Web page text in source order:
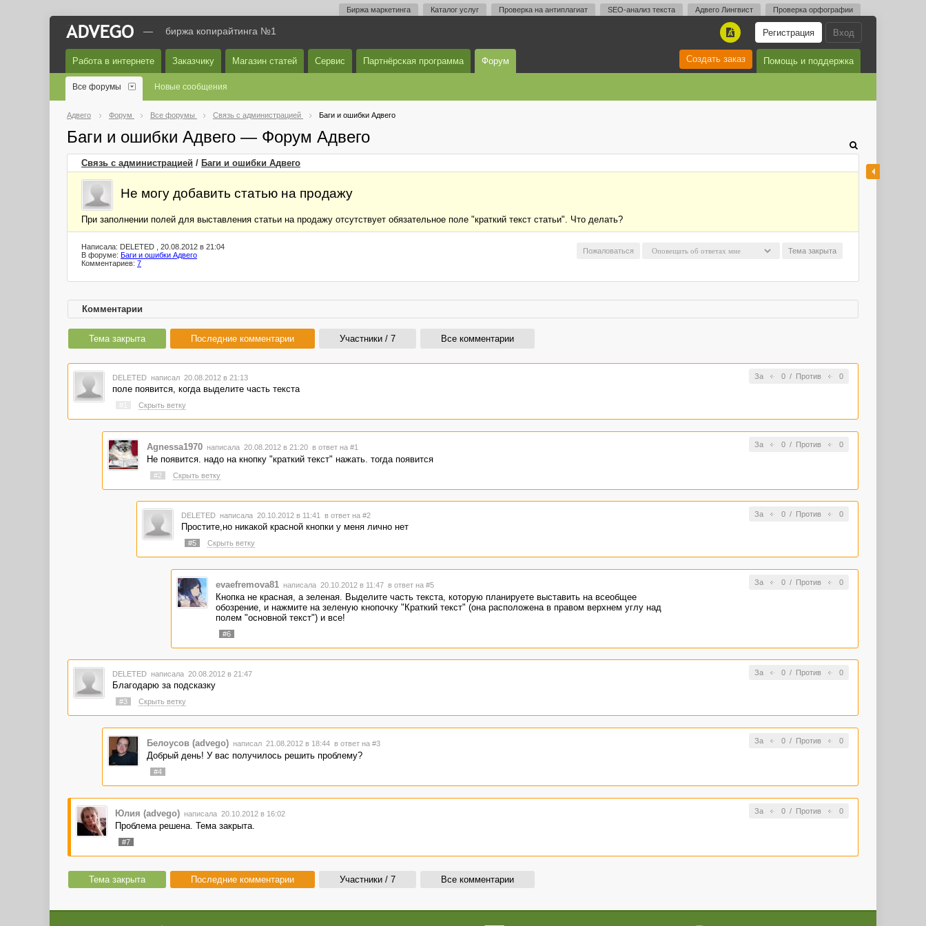
Биржа маркетинга Каталог услуг Проверка на антиплагиат SEO-анализ текста Адвего Лингвист Проверка орфографии
Вход
Регистрация
A
— биржа копирайтинга №1
Работа в интернете Заказчику Магазин статей Сервис Партнёрская программа Форум Помощь и поддержка
Создать заказ
Все форумы Новые сообщения
Адвего Форум Все форумы Связь с администрацией Баги и ошибки Адвего
Баги и ошибки Адвего — Форум Адвего
Связь с администрацией / Баги и ошибки Адвего
Не могу добавить статью на продажу
При заполнении полей для выставления статьи на продажу отсутствует обязательное поле "краткий текст статьи". Что делать?
Тема закрыта
Пожаловаться
Написала: DELETED , 20.08.2012 в 21:04
В форуме: Баги и ошибки Адвего
Комментариев: 7
Комментарии
Тема закрыта Последние комментарии Участники / 7 Все комментарии
За 0/ Против 0
DELETED написал 20.08.2012 в 21:13
поле появится, когда выделите часть текста
Скрыть ветку
За 0/ Против 0
Agnessa1970 написала 20.08.2012 в 21:20 в ответ на #1
Не появится. надо на кнопку "краткий текст" нажать. тогда появится
#2 Скрыть ветку
За 0/ Против 0
DELETED написала 20.10.2012 в 11:41 в ответ на #2
Простите,но никакой красной кнопки у меня лично нет
#5 Скрыть ветку
За 0/ Против 0
evaefremova81 написала 20.10.2012 в 11:47 в ответ на #5
Кнопка не красная, а зеленая. Выделите часть текста, которую планируете выставить на всеобщее
обозрение, и нажмите на зеленую кнопочку "Краткий текст" (она расположена в правом верхнем углу над
полем "основной текст") и все!
#6
За 0/ Против 0
DELETED написала 20.08.2012 в 21:47
Благодарю за подсказку
#3 Скрыть ветку
За 0/ Против 0
Белоусов (advego) написал 21.08.2012 в 18:44 в ответ на #3
Добрый день! У вас получилось решить проблему?
#4
За 0/ Против 0
Юлия (advego) написала 20.10.2012 в 16:02
Проблема решена. Тема закрыта.
#7
Тема закрыта Последние комментарии Участники / 7 Все комментарии